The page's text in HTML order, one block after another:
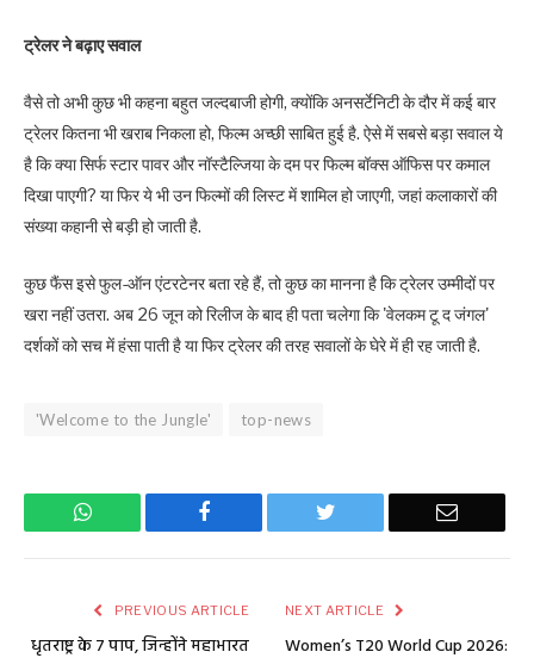
ट्रेलर ने बढ़ाए सवाल
वैसे तो अभी कुछ भी कहना बहुत जल्दबाजी होगी, क्योंकि अनसर्टेनिटी के दौर में कई बार
ट्रेलर कितना भी खराब निकला हो, फिल्म अच्छी साबित हुई है. ऐसे में सबसे बड़ा सवाल ये
है कि क्या सिर्फ स्टार पावर और नॉस्टैल्जिया के दम पर फिल्म बॉक्स ऑफिस पर कमाल
दिखा पाएगी? या फिर ये भी उन फिल्मों की लिस्ट में शामिल हो जाएगी, जहां कलाकारों की
संख्या कहानी से बड़ी हो जाती है.
कुछ फैंस इसे फुल-ऑन एंटरटेनर बता रहे हैं, तो कुछ का मानना है कि ट्रेलर उम्मीदों पर
खरा नहीं उतरा. अब 26 जून को रिलीज के बाद ही पता चलेगा कि 'वेलकम टू द जंगल'
दर्शकों को सच में हंसा पाती है या फिर ट्रेलर की तरह सवालों के घेरे में ही रह जाती है.
'Welcome to the Jungle' top-news
WhatsApp Facebook Twitter Email
PREVIOUS ARTICLE
धृतराष्ट्र के 7 पाप, जिन्होंने महाभारत
NEXT ARTICLE
Women’s T20 World Cup 2026: